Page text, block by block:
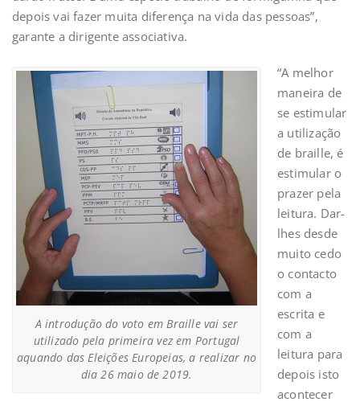
depois vai fazer muita diferença na vida das pessoas”,
garante a dirigente associativa.
A introdução do voto em Braille vai ser
utilizado pela primeira vez em Portugal
aquando das Eleições Europeias, a realizar no
dia 26 maio de 2019.
“A melhor
maneira de
se estimular
a utilização
de braille, é
estimular o
prazer pela
leitura. Dar-
lhes desde
muito cedo
o contacto
com a
escrita e
com a
leitura para
depois isto
acontecer